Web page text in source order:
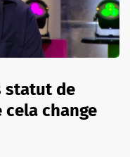
statut de
change